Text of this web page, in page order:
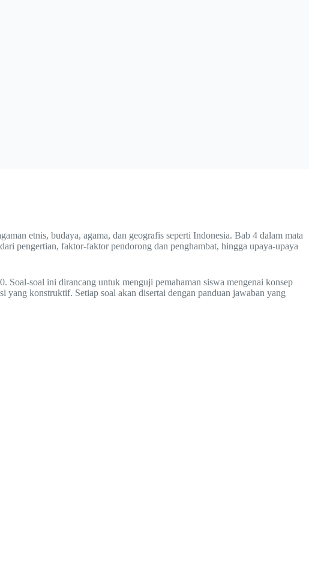
etnis, budaya, agama, dan geografis seperti Indonesia. Bab 4 dalam mata
pengertian, faktor-faktor pendorong dan penghambat, hingga upaya-upaya
soal ini dirancang untuk menguji pemahaman siswa mengenai konsep
yang konstruktif. Setiap soal akan disertai dengan panduan jawaban yang